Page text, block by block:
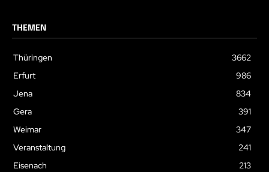
THEMEN
Thüringen
3662
Erfurt
986
Jena
834
Gera
391
Weimar
347
Veranstaltung
241
Eisenach
213